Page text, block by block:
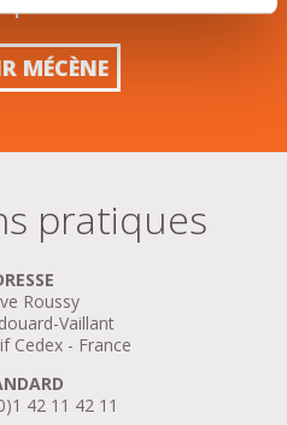
MÉCÈNE
pratiques
Roussy
Vaillant
Cedex - France
42 11 42 11